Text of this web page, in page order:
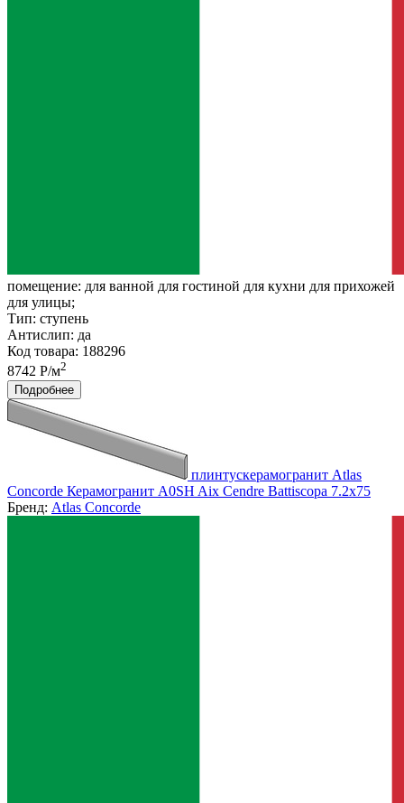
помещение: для ванной для гостиной для кухни для прихожей
для улицы;
Тип: ступень
Антислип: да
Код товара: 188296
8742 Р/м2
Подробнее
плинтускерамогранит Atlas
Concorde Керамогранит A0SH Aix Cendre Battiscopa 7.2x75
Бренд: Atlas Concorde